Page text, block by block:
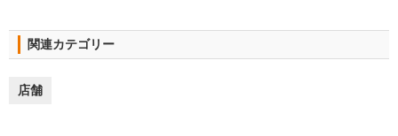
関連カテゴリー
店舗